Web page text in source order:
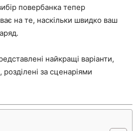
повербанка тепер
на те, наскільки швидко ваш
найкращі варіанти,
за сценаріями